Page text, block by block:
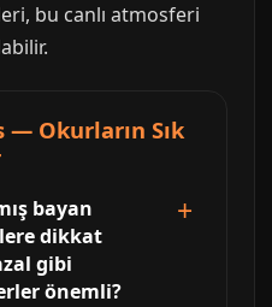
bu canlı atmosferi
Okurların Sık
bayan
dikkat
gibi
önemli?